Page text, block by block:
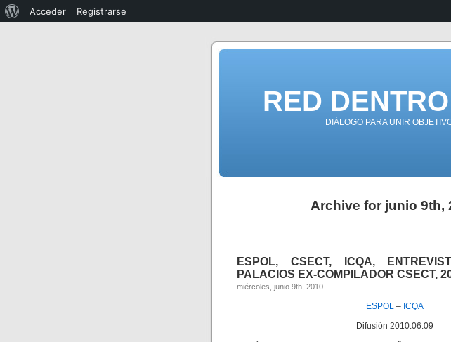
RED
DIÁLOGO PARA UNIR
Archive for junio 9th,
ESPOL, CSECT, ICQA,
PALACIOS EX-COMPILADOR CSECT,
miércoles, junio 9th, 2010
ESPOL – ICQA
Difusión 2010.06.09
Acceder Registrarse